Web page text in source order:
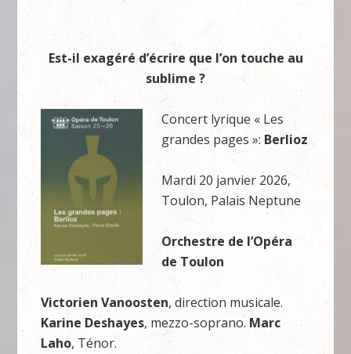
Est-il exagéré d’écrire que l’on touche au
sublime ?
Concert lyrique « Les
grandes pages »: Berlioz
Mardi 20 janvier 2026,
Toulon, Palais Neptune
Orchestre de l’Opéra
de Toulon
Victorien Vanoosten, direction musicale.
Karine Deshayes, mezzo-soprano. Marc
Laho, Ténor.